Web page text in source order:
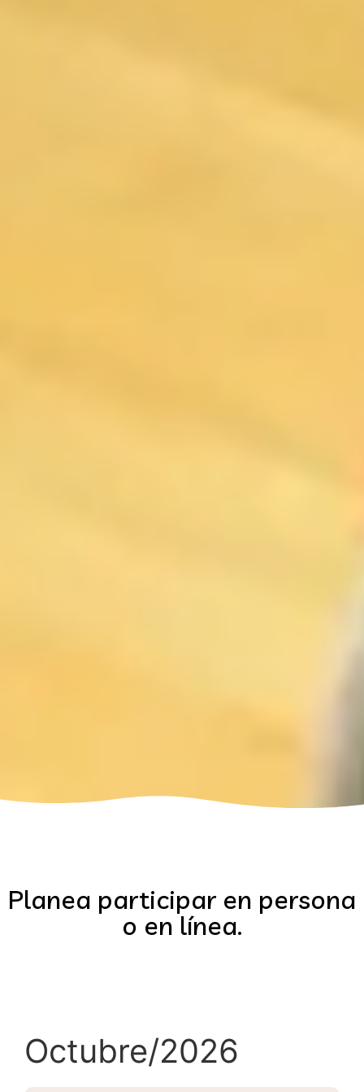
Planea participar en persona
o en línea.
Octubre/2026